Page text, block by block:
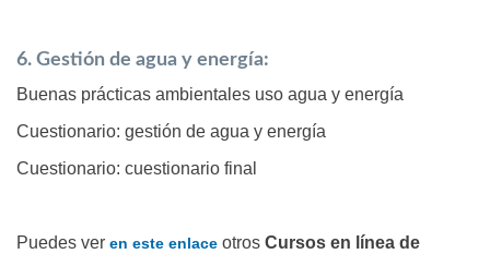
6. Gestión de agua y energía:
Buenas prácticas ambientales uso agua y energía
Cuestionario: gestión de agua y energía
Cuestionario: cuestionario final
Puedes ver en este enlace otros Cursos en línea de